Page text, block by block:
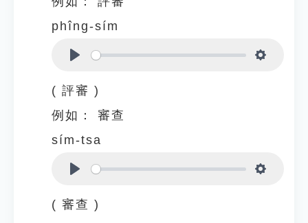
phîng-sím
( 評審 )
例如：
審查
sím-tsa
( 審查 )